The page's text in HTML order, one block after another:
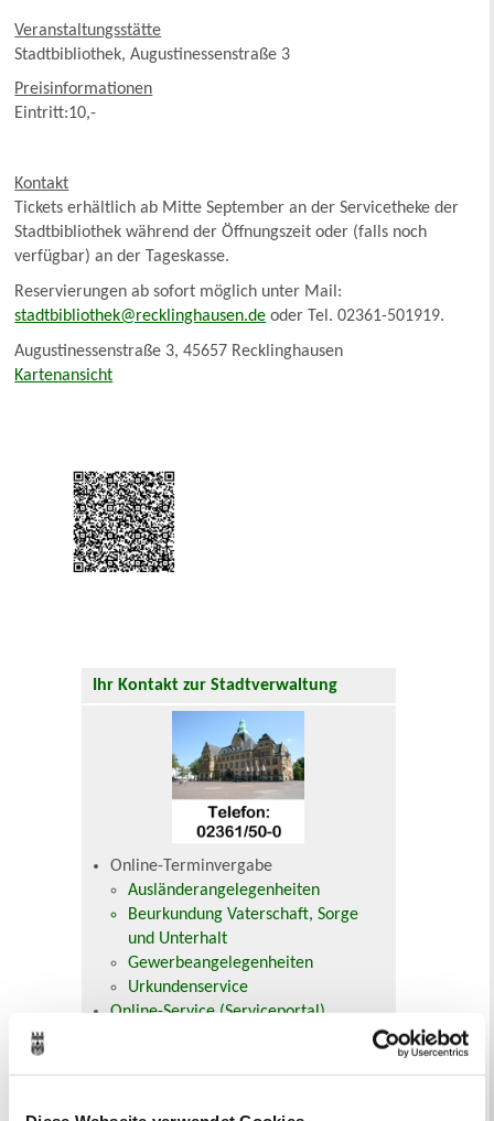
Veranstaltungsstätte
Stadtbibliothek, Augustinessenstraße 3
Preisinformationen
Eintritt:10,-
Kontakt
Tickets erhältlich ab Mitte September an der Servicetheke der
Stadtbibliothek während der Öffnungszeit oder (falls noch
verfügbar) an der Tageskasse.
Reservierungen ab sofort möglich unter Mail:
stadtbibliothek@recklinghausen.de oder Tel. 02361-501919.
Augustinessenstraße 3, 45657 Recklinghausen
Kartenansicht
Ihr Kontakt zur Stadtverwaltung
Online-Terminvergabe
Ausländerangelegenheiten
Beurkundung Vaterschaft, Sorge
und Unterhalt
Gewerbeangelegenheiten
Urkundenservice
Online-Service (Serviceportal)